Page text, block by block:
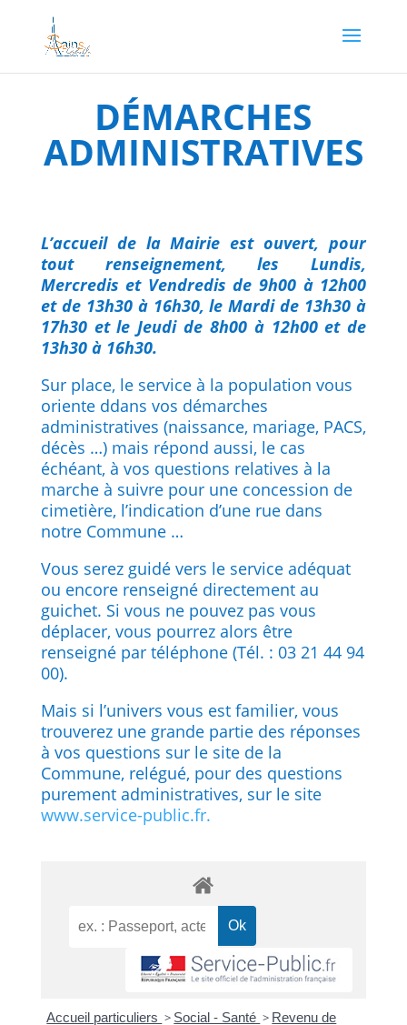
DÉMARCHES
ADMINISTRATIVES
L’accueil de la Mairie est ouvert, pour
tout renseignement, les Lundis,
Mercredis et Vendredis de 9h00 à 12h00
et de 13h30 à 16h30, le Mardi de 13h30 à
17h30 et le Jeudi de 8h00 à 12h00 et de
13h30 à 16h30.
Sur place, le service à la population vous
oriente ddans vos démarches
administratives (naissance, mariage, PACS,
décès …) mais répond aussi, le cas
échéant, à vos questions relatives à la
marche à suivre pour une concession de
cimetière, l’indication d’une rue dans
notre Commune …
Vous serez guidé vers le service adéquat
ou encore renseigné directement au
guichet. Si vous ne pouvez pas vous
déplacer, vous pourrez alors être
renseigné par téléphone (Tél. : 03 21 44 94
00).
Mais si l’univers vous est familier, vous
trouverez une grande partie des réponses
à vos questions sur le site de la
Commune, relégué, pour des questions
purement administratives, sur le site
www.service-public.fr.
Accueil particuliers > Social - Santé > Revenu de